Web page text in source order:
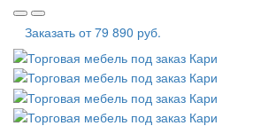
Заказать от79 890 руб.